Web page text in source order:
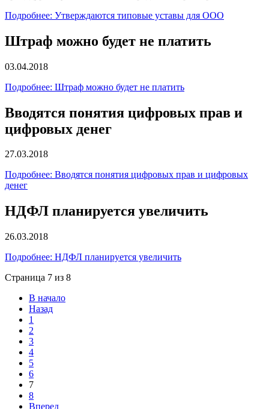
Подробнее: Утверждаются типовые уставы для ООО
Штраф можно будет не платить
03.04.2018
Подробнее: Штраф можно будет не платить
Вводятся понятия цифровых прав и
цифровых денег
27.03.2018
Подробнее: Вводятся понятия цифровых прав и цифровых
денег
НДФЛ планируется увеличить
26.03.2018
Подробнее: НДФЛ планируется увеличить
Страница 7 из 8
В начало
Назад
1
2
3
4
5
6
7
8
Вперед